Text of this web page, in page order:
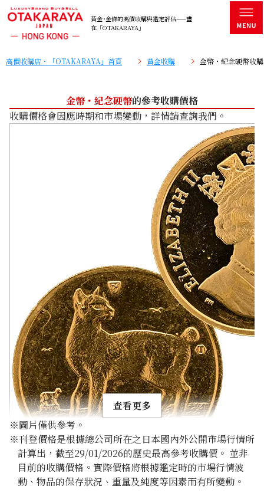
黃金･金條的高價收購與鑑定評估——盡
在「OTAKARAYA」
高價收購店・「OTAKARAYA」首頁 黃金收購 金幣・紀念硬幣收
金幣・紀念硬幣的參考收購價格
收購價格會因應時期和市場變動，詳情請查詢我們。
24K Gold (K24) Cat Gold Coin 1/5oz
查看更多
※圖片僅供參考。
※刊登價格是根據總公司所在之日本國內外公開市場行情所
計算出，截至29/01/2026的歷史最高參考收購價。 並非
目前的收購價格。實際價格將根據鑑定時的市場行情波
動、物品的保存狀況、重量及純度等因素而有所變動。